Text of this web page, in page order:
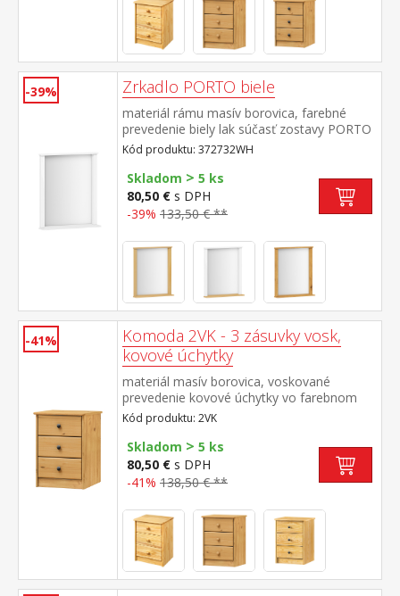
-39% Zrkadlo PORTO biele
materiál rámu masív borovica, farebné
prevedenie biely lak súčasť zostavy PORTO
biela
Kód produktu: 372732WH
Skladom > 5 ks
80,50 € s DPH
-39% 133,50 € **
-41%
Komoda 2VK - 3 zásuvky vosk,
kovové úchytky
materiál masív borovica, voskované
prevedenie kovové úchytky vo farebnom
prevedení černená mosadz 3 zásuvky s
kovovými pojazdmi, hĺbka zásuvky 27,5 cm
Kód produktu: 2VK
Skladom > 5 ks
80,50 € s DPH
-41% 138,50 € **